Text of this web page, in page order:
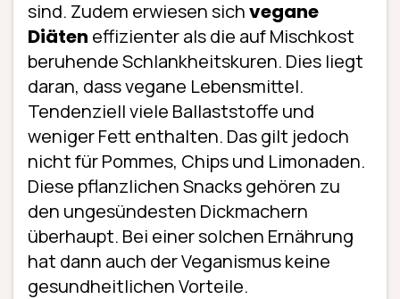
sind. Zudem erwiesen sichvegane
Diäten effizienter als die auf Mischkost
beruhende Schlankheitskuren. Dies liegt
daran, dass vegane Lebensmittel.
Tendenziell viele Ballaststoffe und
weniger Fett enthalten. Das gilt jedoch
nicht für Pommes, Chips und Limonaden.
Diese pflanzlichen Snacks gehören zu
den ungesündesten Dickmachern
überhaupt. Bei einer solchen Ernährung
hat dann auch der Veganismus keine
gesundheitlichen Vorteile.